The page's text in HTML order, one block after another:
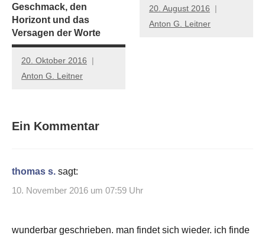
Geschmack, den
Horizont und das
Versagen der Worte
20. Oktober 2016
Anton G. Leitner
20. August 2016
Anton G. Leitner
Ein Kommentar
thomas s. sagt:
10. November 2016 um 07:59 Uhr
wunderbar geschrieben. man findet sich wieder. ich finde